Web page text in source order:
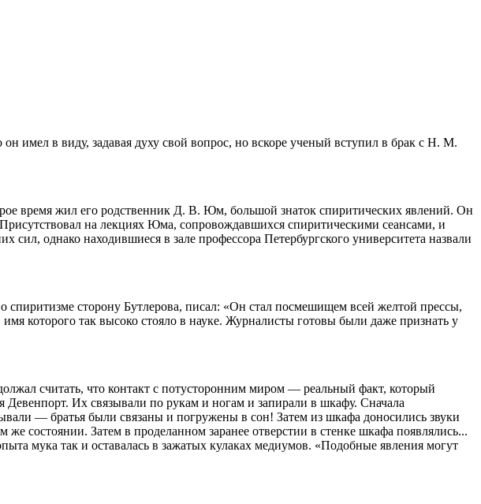
имел в виду, задавая духу свой вопрос, но вскоре ученый вступил в брак с Н. М.
время жил его родственник Д. В. Юм, большой знаток спиритических явлений. Он
на лекциях Юма, сопровождавшихся спиритическими сеансами, и
однако находившиеся в зале профессора Петербургского университета назвали
сторону Бутлерова, писал: «Он стал посмешищем всей желтой прессы,
которого так высоко стояло в науке. Журналисты готовы были даже признать у
считать, что контакт с потусторонним миром — реальный факт, который
Девенпорт. Их связывали по рукам и ногам и запирали в шкафу. Сначала
— братья были связаны и погружены в сон! Затем из шкафа доносились звуки
состоянии. Затем в проделанном заранее отверстии в стенке шкафа появлялись...
мука так и оставалась в зажатых кулаках медиумов. «Подобные явления могут